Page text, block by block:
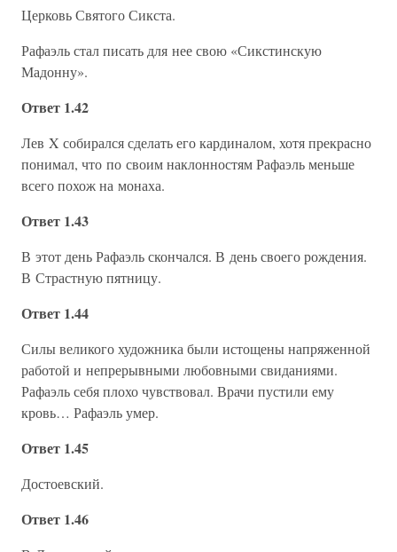
Церковь Святого Сикста.
Рафаэль стал писать для нее свою «Сикстинскую
Мадонну».
Ответ 1.42
Лев X собирался сделать его кардиналом, хотя прекрасно
понимал, что по своим наклонностям Рафаэль меньше
всего похож на монаха.
Ответ 1.43
В этот день Рафаэль скончался. В день своего рождения.
В Страстную пятницу.
Ответ 1.44
Силы великого художника были истощены напряженной
работой и непрерывными любовными свиданиями.
Рафаэль себя плохо чувствовал. Врачи пустили ему
кровь… Рафаэль умер.
Ответ 1.45
Достоевский.
Ответ 1.46